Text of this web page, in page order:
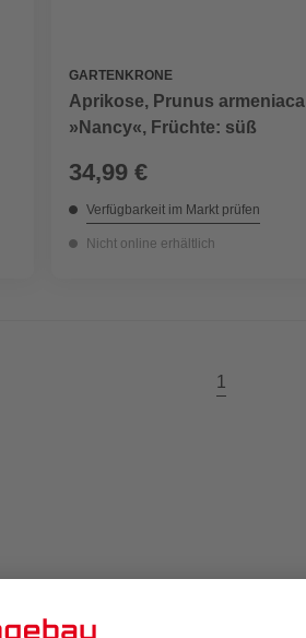
GARTENKRONE
Aprikose, Prunus armeniaca
»Nancy«, Früchte: süß
34,99 €
Verfügbarkeit im Markt prüfen
Nicht online erhältlich
1